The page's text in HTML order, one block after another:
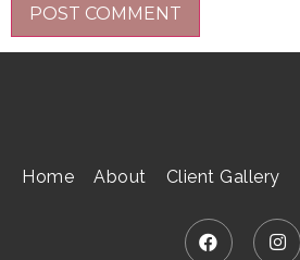
Home About Client Gallery